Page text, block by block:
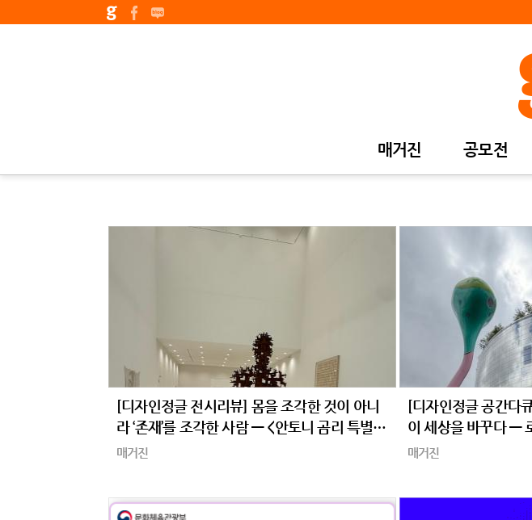
매거진 공모전
[디자인정글 전시리뷰] 몸을 조각한 것이 아니
라 ‘존재’를 조각한 사람 — <안토니 곰리 특별전
‘Geestgrond’>
매거진
[디자인정글 공간다
이 세상을 바꾸다 —
닝겐 데포’
매거진